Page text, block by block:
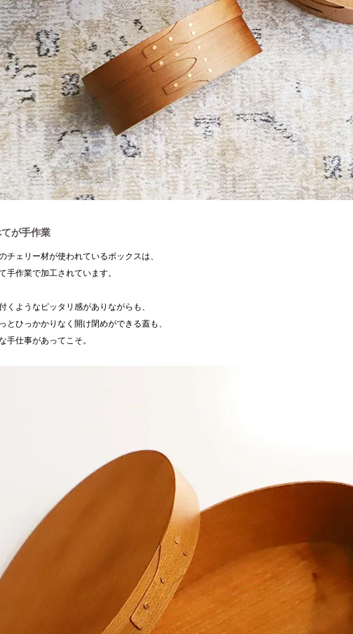
が手作業
チェリー材が使われているボックスは、
手作業で加工されています。
くようなピッタリ感がありながらも、
とひっかかりなく開け閉めができる蓋も、
手仕事があってこそ。